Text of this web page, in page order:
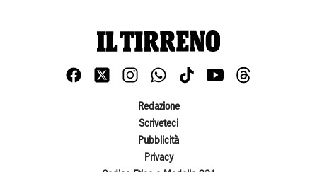
Redazione
Scriveteci
Pubblicità
Privacy